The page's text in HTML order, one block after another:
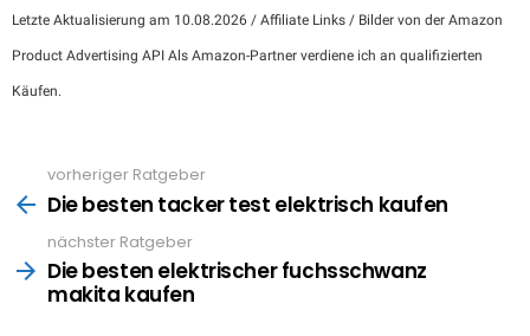
Letzte Aktualisierung am 10.08.2026 / Affiliate Links / Bilder von der Amazon
Product Advertising API Als Amazon-Partner verdiene ich an qualifizierten
Käufen.
more
vorheriger Ratgeber
Die besten tacker test elektrisch kaufen
nächster Ratgeber
Die besten elektrischer fuchsschwanz
makita kaufen